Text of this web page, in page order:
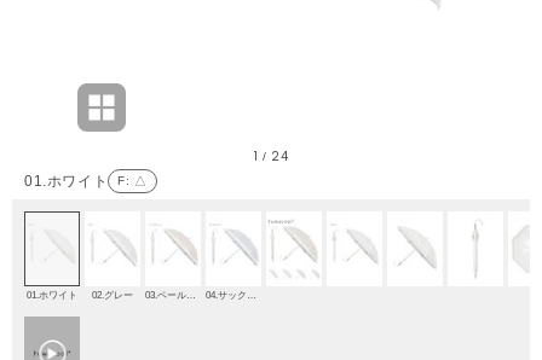
01.ホワイト F: △
1 / 24
01.ホワイト 02.グレー